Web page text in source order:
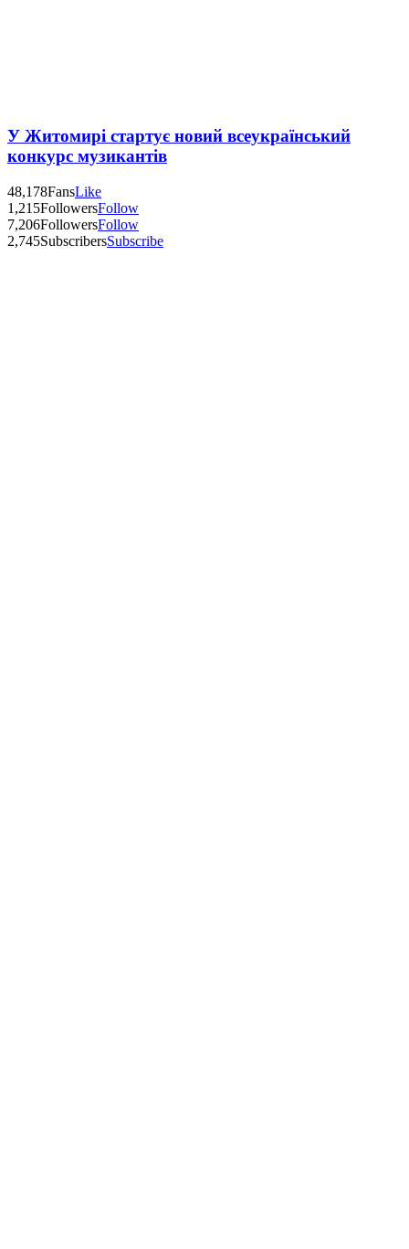
У Житомирі стартує новий всеукраїнський
конкурс музикантів
48,178FansLike
1,215FollowersFollow
7,206FollowersFollow
2,745SubscribersSubscribe